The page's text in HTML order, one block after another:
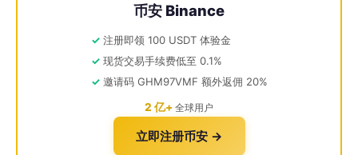
币安 Binance
注册即领 100 USDT 体验金
现货交易手续费低至 0.1%
邀请码 GHM97VMF 额外返佣 20%
2 亿+ 全球用户
立即注册币安 →